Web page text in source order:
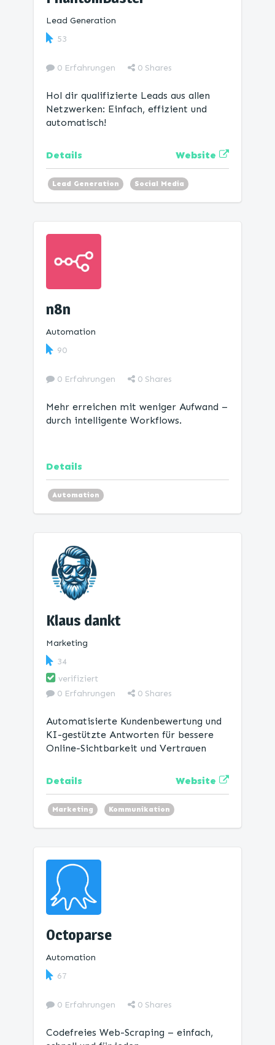
Lead Generation
53
0 Erfahrungen 0 Shares
Hol dir qualifizierte Leads aus allen
Netzwerken: Einfach, effizient und
automatisch!
Details Website
Lead Generation Social Media
Automation
n8n
Automation
90
0 Erfahrungen 0 Shares
Mehr erreichen mit weniger Aufwand –
durch intelligente Workflows.
Details
Automation
Klaus dankt
Marketing
34
verifiziert
0 Erfahrungen
0 Shares
Automatisierte Kundenbewertung und
KI-gestützte Antworten für bessere
Online-Sichtbarkeit und Vertrauen
Details Website
Marketing Kommunikation
Produktivität Automation
Octoparse
Automation
67
0 Erfahrungen 0 Shares
Codefreies Web-Scraping – einfach,